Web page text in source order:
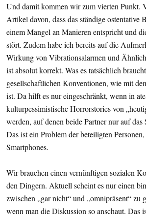
Und damit kommen wir zum vierten Punkt.
Artikel davon, dass das ständige ostentative
einem Mangel an Manieren entspricht und
stört. Zudem habe ich bereits auf die
Wirkung von Vibrationsalarmen und
ist absolut korrekt. Was es tatsächlich
gesellschaftlichen Konventionen, wie mit
ist. Da hilft es nur eingeschränkt, wenn in
kulturpessimistische Horrorstories von
werden, auf denen beide Partner nur auf das
Das ist ein Problem der beteiligten
Smartphones.
Wir brauchen einen vernünftigen sozialen
den Dingern. Aktuell scheint es nur einen
zwischen „gar nicht“ und „omnipräsent“ zu
wenn man die Diskussion so anschaut. Das